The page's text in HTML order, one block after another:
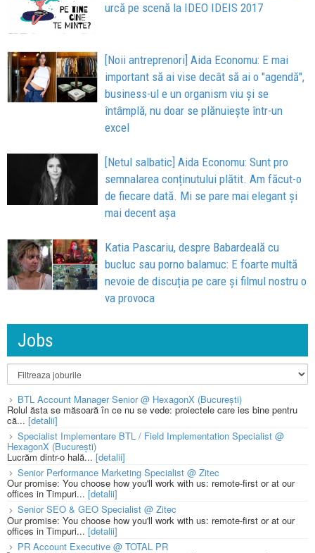
urcă pe scenă la IDEO IDEIS 2017
[Noii antreprenori] Aida Economu: E mai
important să ai vise decât să ai o "agendă",
business-ul e un organism viu și se
întâmplă, nu doar se plănuiește într-un
excel
[Netul salbatic] Aida Economu: Sunt pro
semnalarea conținutului plătit. Am făcut-o
de fiecare dată. Mi se pare mai elegant și
mai decent așa
Katia Pascariu, despre Babardeală cu
bucluc sau porno balamuc: E foarte multă
nevoie de discuția pe care și filmul nostru o
va provoca
Jobs
BTL Account Manager Senior @ HexagonX (București)
Rolul ăsta se măsoară în ce nu se vede: proiectele care ies bine pentru
că... [detalii]
Specialist Implementare BTL / Field Implementation Specialist @
HexagonX (București)
Lucrăm dintr-o hală... [detalii]
Senior Performance Marketing Specialist @ Zitec
Our promise: You choose how you'll work with us: remote-first or at our
offices in Timpuri... [detalii]
Senior SEO & GEO Specialist @ Zitec
Our promise: You choose how you'll work with us: remote-first or at our
offices in Timpuri... [detalii]
PR Account Executive @ TOTAL PR